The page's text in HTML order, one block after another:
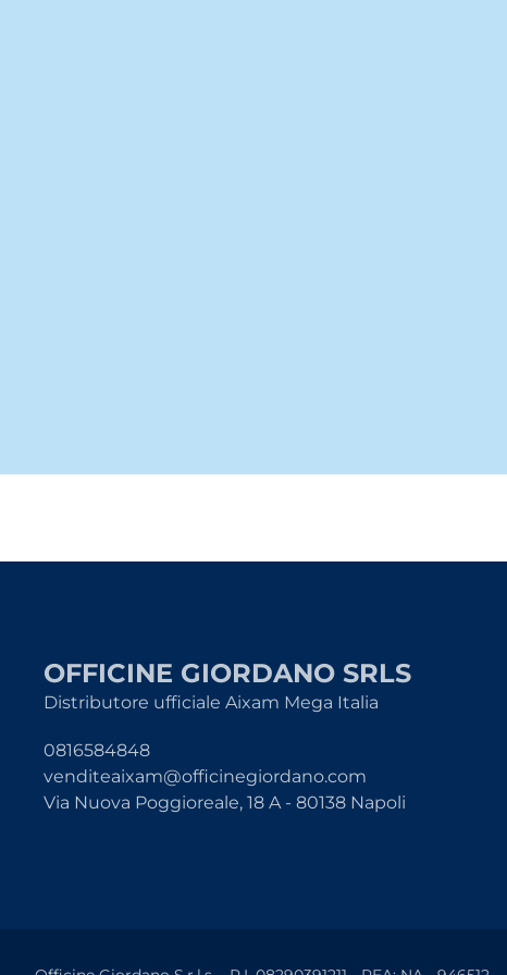
OFFICINE GIORDANO SRLS
Distributore ufficiale Aixam Mega Italia
0816584848
venditeaixam@officinegiordano.com
Via Nuova Poggioreale, 18 A - 80138 Napoli